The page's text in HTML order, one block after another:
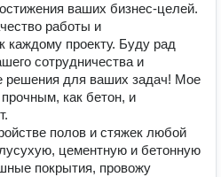
ваших бизнес-целей.
работы и
каждому проекту. Буду рад
сотрудничества и
решения для ваших задач! Мое
как бетон, и
полов и стяжек любой
цементную и бетонную
покрытия, провожу